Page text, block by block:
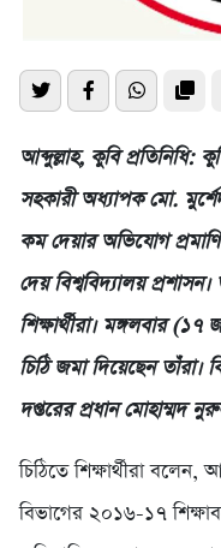
আব্দুল্লাহ, কুবি প্রতিনিধি:
সহকারী অধ্যাপক মো.
কম দেয়ার অভিযোগ
দেয় বিশ্ববিদ্যালয়
শিক্ষার্থীরা। মঙ্গলবার (১৭
চিঠি জমা দিয়েছেন তাঁরা।
দপ্তরের প্রধান মোহাম্মদ
চিঠিতে শিক্ষার্থীরা বলেন,
বিভাগের ২০১৬-১৭